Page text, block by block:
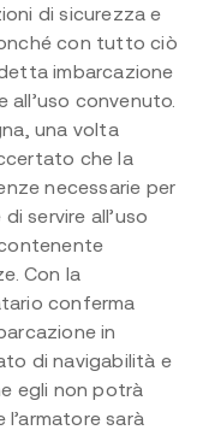
di sicurezza e
con tutto ciò
imbarcazione
all’uso convenuto.
una volta
che la
necessarie per
servire all’uso
Con la
conferma
in
di navigabilità e
egli non potrà
sarà